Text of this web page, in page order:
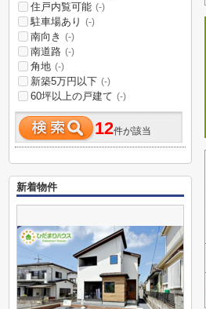
住戸内覧可能 (-)
駐車場あり (-)
南向き (-)
南道路 (-)
角地 (-)
新築5万円以下 (-)
60坪以上の戸建て (-)
12件が該当
新着物件